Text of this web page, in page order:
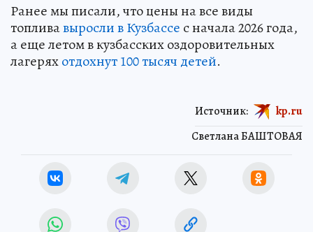
Ранее мы писали, что цены на все виды
топливавыросли в Кузбассе с начала 2026 года,
а еще летом в кузбасских оздоровительных
лагеряхотдохнут 100 тысяч детей.
Светлана БАШТОВАЯ
Источник: kp.ru